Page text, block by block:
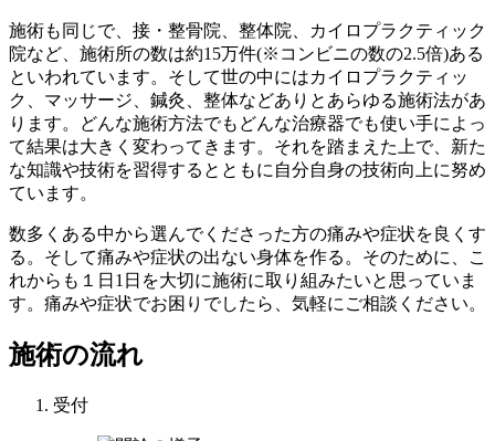
施術も同じで、接・整骨院、整体院、カイロプラクティック
院など、施術所の数は約15万件(※コンビニの数の2.5倍)ある
といわれています。そして世の中にはカイロプラクティッ
ク、マッサージ、鍼灸、整体などありとあらゆる施術法があ
ります。どんな施術方法でもどんな治療器でも使い手によっ
て結果は大きく変わってきます。それを踏まえた上で、新た
な知識や技術を習得するとともに自分自身の技術向上に努め
ています。
数多くある中から選んでくださった方の痛みや症状を良くす
る。そして痛みや症状の出ない身体を作る。そのために、こ
れからも１日1日を大切に施術に取り組みたいと思っていま
す。痛みや症状でお困りでしたら、気軽にご相談ください。
施術の流れ
受付